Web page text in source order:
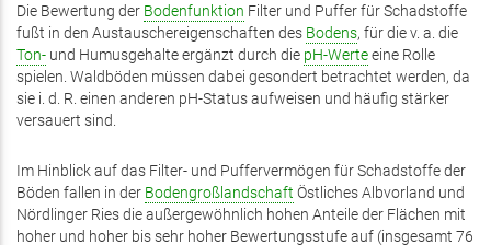
Die Bewertung der Bodenfunktion Filter und Puffer für Schadstoffe
fußt in den Austauschereigenschaften des Bodens, für die v. a. die
Ton- und Humusgehalte ergänzt durch die pH-Werteeine Rolle
spielen. Waldböden müssen dabei gesondert betrachtet werden, da
sie i. d. R. einen anderen pH-Status aufweisen und häufig stärker
versauert sind.
Im Hinblick auf das Filter- und Puffervermögen für Schadstoffe der
Böden fallen in der Bodengroßlandschaft Östliches Albvorland und
Nördlinger Ries die außergewöhnlich hohen Anteile der Flächen mit
hoher und hoher bis sehr hoher Bewertungsstufe auf (insgesamt 76